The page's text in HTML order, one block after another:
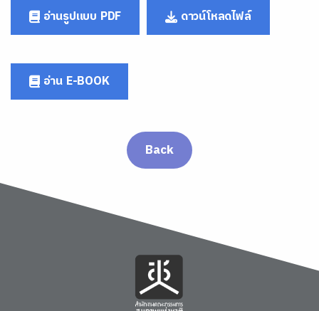
อ่านรูปแบบ PDF ดาวน์โหลดไฟล์
อ่าน E-BOOK
Back